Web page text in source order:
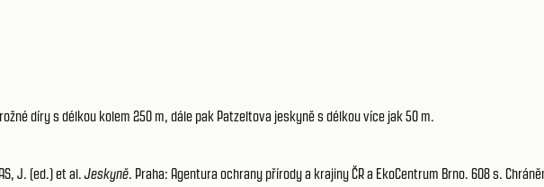
díry s délkou kolem 250 m, dále pak Patzeltova jeskyně s délkou více jak 50 m.
J. (ed.) et al.Jeskyně. Praha: Agentura ochrany přírody a krajiny ČR a EkoCentrum Brno. 608 s.